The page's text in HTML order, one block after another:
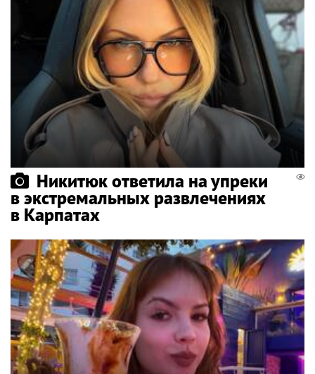
Никитюк ответила на упреки
в экстремальных развлечениях
в Карпатах